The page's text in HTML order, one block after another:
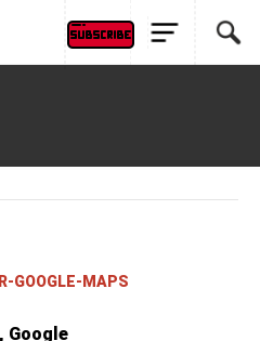
GOOGLE-MAPS
Google